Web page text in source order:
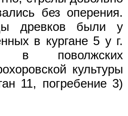
без оперения.
древков были у
в кургане 5 у г.
в поволжских
культуры
11, погребение 3)